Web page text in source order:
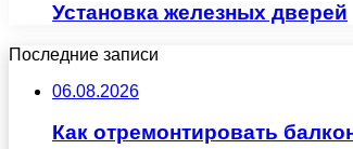
Установка железных дверей
Последние записи
06.08.2026
Как отремонтировать